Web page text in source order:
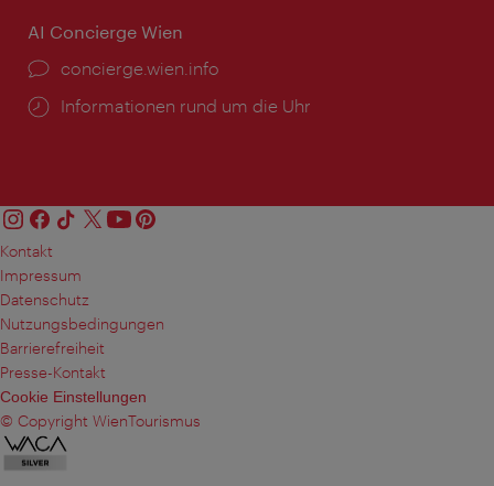
AI Concierge Wien
Ort:
concierge.wien.info
Öffnungszeiten:
Informationen rund um die Uhr
Kontakt
Impressum
Datenschutz
Nutzungsbedingungen
Barrierefreiheit
Presse-Kontakt
Cookie Einstellungen
© Copyright WienTourismus